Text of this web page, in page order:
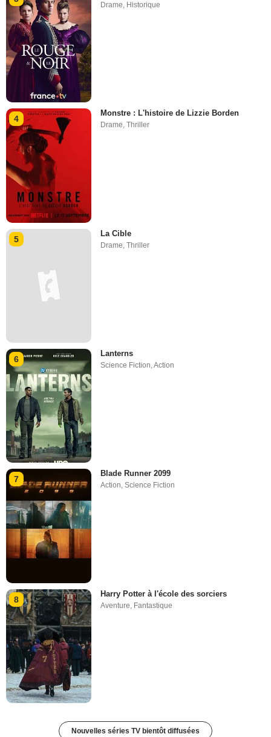
Drame, Historique
4
Monstre : L'histoire de Lizzie Borden
Drame,Thriller
5
La Cible
Drame ,Thriller
6
Lanterns
Science Fiction,Action
7
Blade Runner 2099
Action,Science Fiction
8
Harry Potter à l'école des sorciers
Aventure Fantastique
Nouvelles séries TV bientôt diffusées